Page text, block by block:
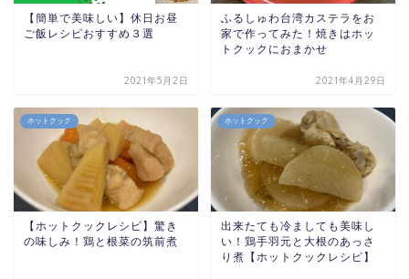
【簡単で美味しい】休日お昼
ご飯レシピおすすめ３選
2021年5月2日
ふるしゅわ台湾カステラをお
家で作ってみた！焼きはホッ
トクックにおまかせ
2021年4月29日
ホットクック
【ホットクックレシピ】驚き
の味しみ！鶏と根菜の筑前煮
ホットクック
出来たても冷ましても美味し
い！鶏手羽元と大根のあっさ
り煮【ホットクックレシピ】